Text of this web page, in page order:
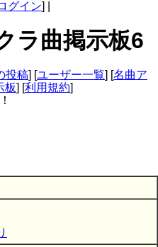
グイン] |
ラ曲掲示板6
投稿] [ユーザー一覧] [名曲ア
板] [利用規約]